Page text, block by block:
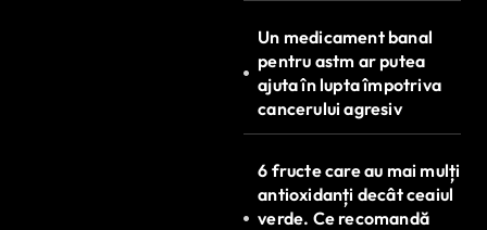
Un medicament banal
pentru astm ar putea
ajuta în lupta împotriva
cancerului agresiv
6 fructe care au mai mulți
antioxidanți decât ceaiul
verde. Ce recomandă